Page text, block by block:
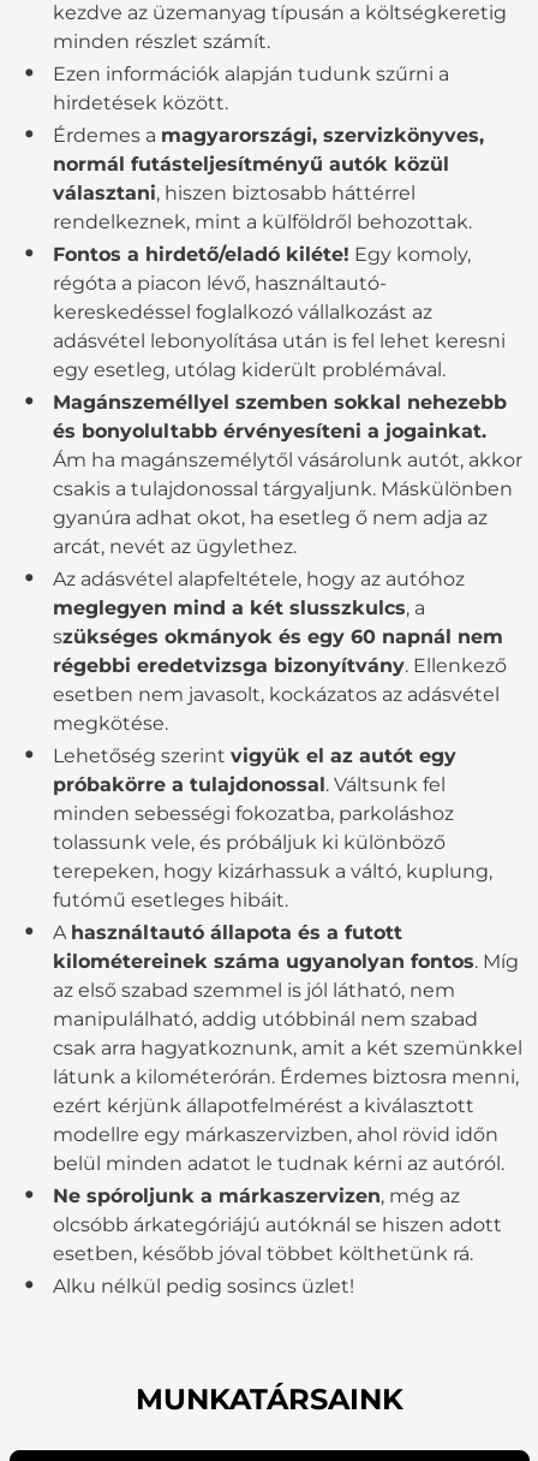
kezdve az üzemanyag típusán a költségkeretig
minden részlet számít.
Ezen információk alapján tudunk szűrni a
hirdetések között.
Érdemes a magyarországi, szervizkönyves,
normál futásteljesítményű autók közül
választani, hiszen biztosabb háttérrel
rendelkeznek, mint a külföldről behozottak.
Fontos a hirdető/eladó kiléte! Egy komoly,
régóta a piacon lévő, használtautó-
kereskedéssel foglalkozó vállalkozást az
adásvétel lebonyolítása után is fel lehet keresni
egy esetleg, utólag kiderült problémával.
Magánszeméllyel szemben sokkal nehezebb
és bonyolultabb érvényesíteni a jogainkat.
Ám ha magánszemélytől vásárolunk autót, akkor
csakis a tulajdonossal tárgyaljunk. Máskülönben
gyanúra adhat okot, ha esetleg ő nem adja az
arcát, nevét az ügylethez.
Az adásvétel alapfeltétele, hogy az autóhoz
meglegyen mind a két slusszkulcs, a
szükséges okmányok és egy 60 napnál nem
régebbi eredetvizsga bizonyítvány. Ellenkező
esetben nem javasolt, kockázatos az adásvétel
megkötése.
Lehetőség szerint vigyük el az autót egy
próbakörre a tulajdonossal . Váltsunk fel
minden sebességi fokozatba, parkoláshoz
tolassunk vele, és próbáljuk ki különböző
terepeken, hogy kizárhassuk a váltó, kuplung,
futómű esetleges hibáit.
A használtautó állapota és a futott
kilométereinek száma ugyanolyan fontos. Míg
az első szabad szemmel is jól látható, nem
manipulálható, addig utóbbinál nem szabad
csak arra hagyatkoznunk, amit a két szemünkkel
látunk a kilométerórán. Érdemes biztosra menni,
ezért kérjünk állapotfelmérést a kiválasztott
modellre egy márkaszervizben, ahol rövid időn
belül minden adatot le tudnak kérni az autóról.
Ne spóroljunk a márkaszervizen, még az
olcsóbb árkategóriájú autóknál se hiszen adott
esetben, később jóval többet költhetünk rá.
Alku nélkül pedig sosincs üzlet!
MUNKATÁRSAINK